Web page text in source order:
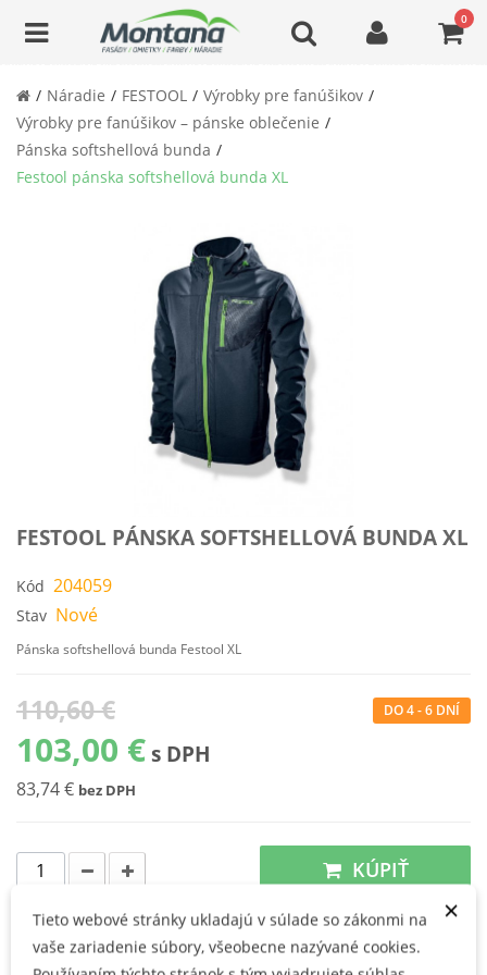
0
Náradie FESTOOL
Výrobky pre fanúšikov
Výrobky pre fanúšikov – pánske oblečenie
Pánska softshellová bunda
Festool pánska softshellová bunda XL
FESTOOL PÁNSKA SOFTSHELLOVÁ BUNDA XL
Kód 204059
Stav Nové
Pánska softshellová bunda Festool XL
110,60 €
103,00 € s DPH
83,74 € bez DPH
DO 4 - 6 DNÍ
KÚPIŤ
materiál: 100 % polyester – 300 g/m²
×
Tieto webové stránky ukladajú v súlade so zákonmi na
vaše zariadenie súbory, všeobecne nazývané cookies.